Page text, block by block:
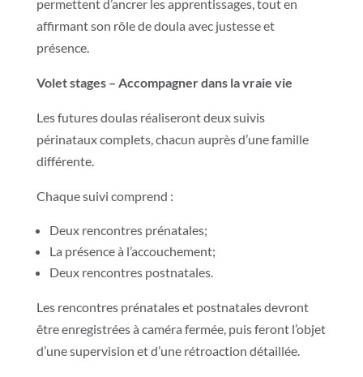
permettent d’ancrer les apprentissages, tout en
affirmant son rôle de doula avec justesse et
présence.
Volet stages – Accompagner dans la vraie vie
Les futures doulas réaliseront deux suivis
périnataux complets, chacun auprès d’une famille
différente.
Chaque suivi comprend :
Deux rencontres prénatales;
La présence à l’accouchement;
Deux rencontres postnatales.
Les rencontres prénatales et postnatales devront
être enregistrées à caméra fermée, puis feront l’objet
d’une supervision et d’une rétroaction détaillée.